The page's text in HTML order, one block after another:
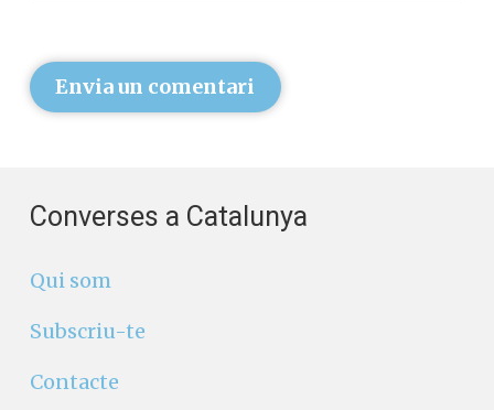
Envia un comentari
Converses a Catalunya
Qui som
Subscriu-te
Contacte